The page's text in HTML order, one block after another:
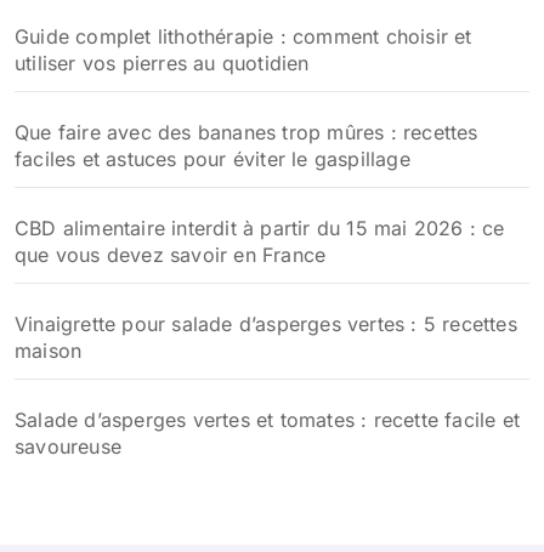
Guide complet lithothérapie : comment choisir et
utiliser vos pierres au quotidien
Que faire avec des bananes trop mûres : recettes
faciles et astuces pour éviter le gaspillage
CBD alimentaire interdit à partir du 15 mai 2026 : ce
que vous devez savoir en France
Vinaigrette pour salade d’asperges vertes : 5 recettes
maison
Salade d’asperges vertes et tomates : recette facile et
savoureuse